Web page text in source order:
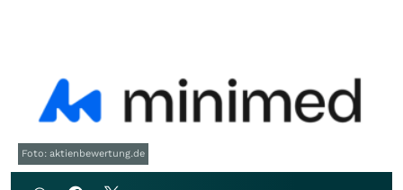
Foto: aktienbewertung.de